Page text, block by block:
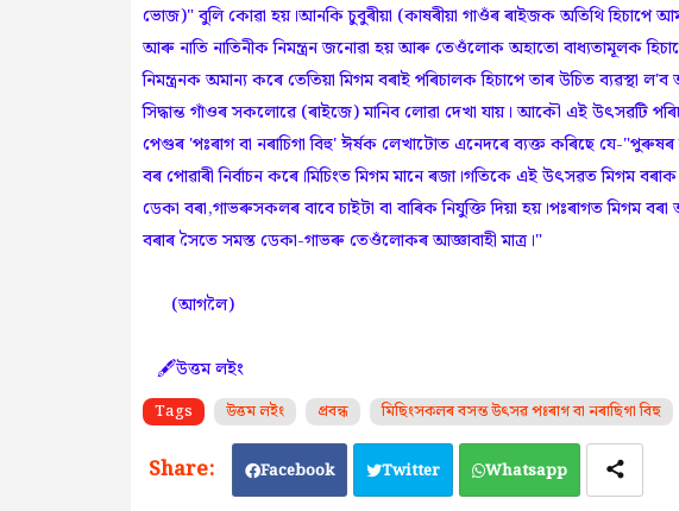
ভোজ)" বুলি কোৱা হয়।আনকি চুবুৰীয়া (কাষৰীয়া গাওঁৰ ৰাইজক অতিথি হিচাপে
আৰু নাতি নাতিনীক নিমন্ত্ৰন জনোৱা হয় আৰু তেওঁলোক অহাতো বাধ্যতামূলক
নিমন্ত্ৰনক অমান্য কৰে তেতিয়া মিগম বৰাই পৰিচালক হিচাপে তাৰ উচিত ব্যৱস্থা
সিদ্ধান্ত গাঁওৰ সকলোৱে (ৰাইজে) মানিব লোৱা দেখা যায়। আকৌ এই উৎসৱটি
পেগুৰ 'পঃৰাগ বা নৰাচিগা বিহু' ঈৰ্ষক লেখাটোত এনেদৰে ব্যক্ত কৰিছে যে-
বৰ পোৱাৰী নিৰ্বাচন কৰে।মিচিংত মিগম মানে ৰজা।গতিকে এই উৎসৱত মিগম
ডেকা বৰা,গাভৰুসকলৰ বাবে চাইটা বা বাৰিক নিযুক্তি দিয়া হয়।পঃৰাগত মিগম
বৰাৰ সৈতে সমস্ত ডেকা-গাভৰু তেওঁলোকৰ আজ্ঞাবাহী মাত্ৰ।"
(আগলৈ)
🖋️উত্তম লইং
Tags উত্তম লইং প্ৰবন্ধ মিছিংসকলৰ বসন্ত উৎসৱ পঃৰাগ বা নৰাছিগা বিহু
Facebook Twitter Whatsapp